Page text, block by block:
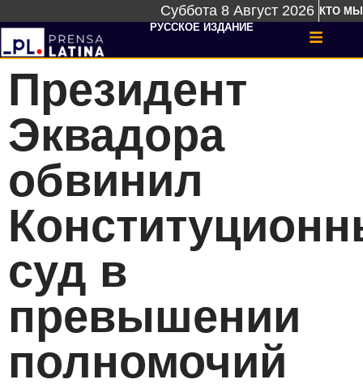
Суббота 8 Август 2026 КТО МЫ
РУССКОЕ ИЗДАНИЕ
Президент
Эквадора
обвинил
суд в
превышении
полномочий